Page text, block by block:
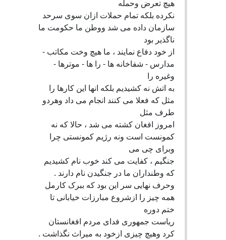
هیچ تعرض وحمله
نکرده بلکه تمام حملات ازان سوی سرحد
سازمان داده می شد ووطن ما حکومت ما
ناگذیر بود
از خود دفاع نمایند ، ما هیچ وخت مکاتب -
مدارس - شفاخانه ها - را ها - موترها -
وغیره را
به اتش نه کشیدیم بلکه انها این کارها را
مثل که فعلا می کنند انجام می داد وهردو
طرف مثل
امروز افغان کشته می شد ، حالا که نه
کمونست است ونه رژیم کمونستی چرا
وبرای چی می
جنگیم ، کفایت می کند خوب نام کشیدیم
که وطنداران ما در جنگیدن نام دارند .
وحرف نهایی سر این بود که ببرک کارمل
همه چیز را ازشروع مبارزات خیابانی تا
ختم دوره
ریاست جمهوری فدای مردم افغانستان
کرد وهیچ چیزی ازخود به میراث نگذاشت .